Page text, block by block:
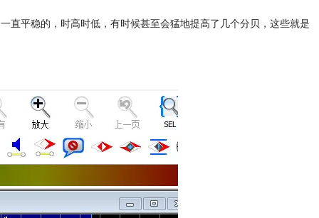
直平稳的，时高时低，有时候甚至会猛地提高了几个分贝，这些就是